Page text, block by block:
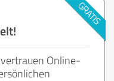
Online-